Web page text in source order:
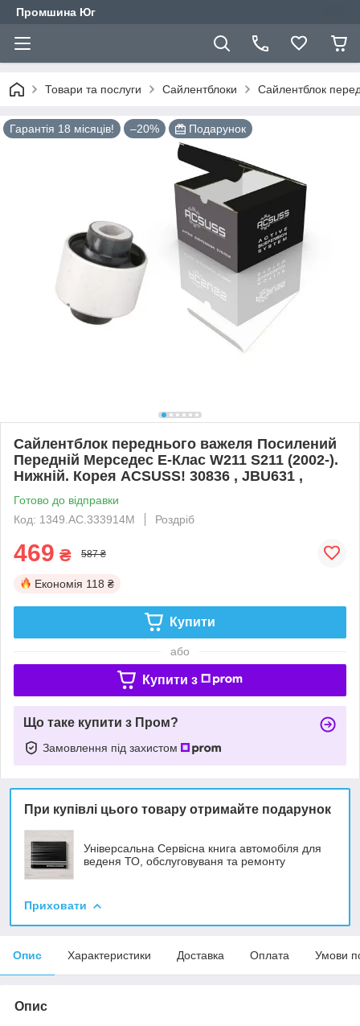
Промшина Юг
Товари та послуги Сайлентблоки Сайлентблок
Гарантія 18 місяців! –20% Подарунок
Сайлентблок переднього важеля Посилений
Передній Мерседес Е-Клас W211 S211 (2002-).
Нижній. Корея ACSUSS! 30836 , JBU631 ,
Готово до відправки
Код: 1349.AC.333914M
Роздріб
469 ₴ 587 ₴
Економія 118 ₴
Купити
або
Купити з
Що таке купити з Пром?
Замовлення під захистом
При купівлі цього товару отримайте подарунок
Універсальна Сервісна книга автомобіля для
веденя ТО, обслуговуваня та ремонту
Приховати
Опис Характеристики Доставка Оплата Умови
Опис